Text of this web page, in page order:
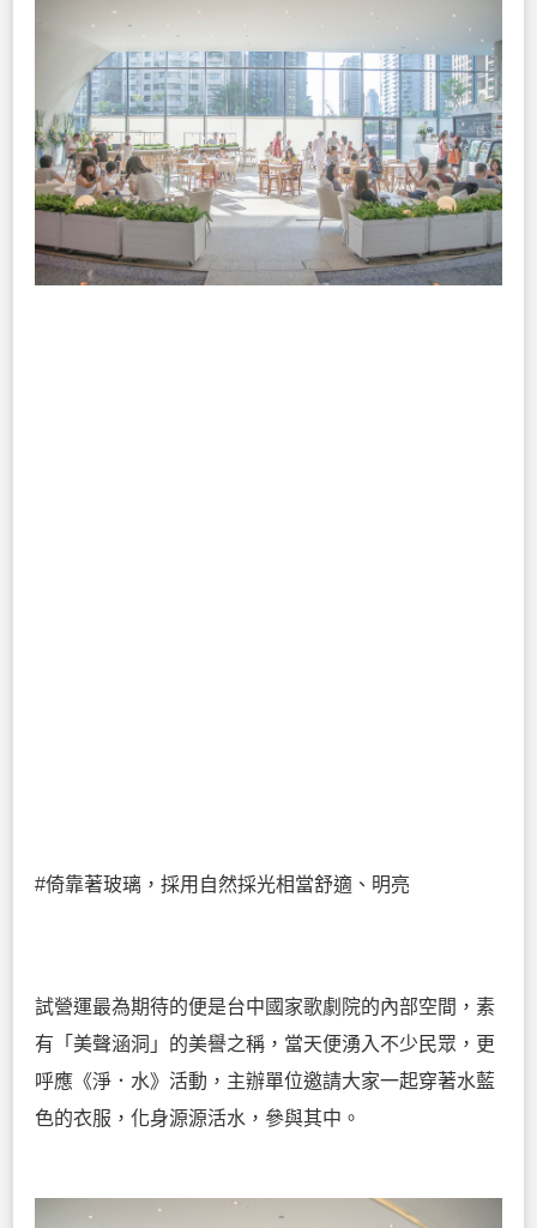
#倚靠著玻璃，採用自然採光相當舒適、明亮
試營運最為期待的便是台中國家歌劇院的內部空間，素
有「美聲涵洞」的美譽之稱，當天便湧入不少民眾，更
呼應《淨．水》活動，主辦單位邀請大家一起穿著水藍
色的衣服，化身源源活水，參與其中。